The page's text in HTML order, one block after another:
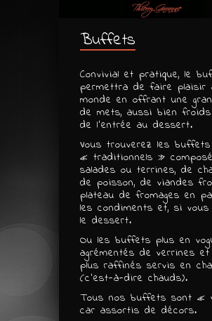
Buffets
Convivial et pratique, le
permettra de faire plaisir
monde en offrant une
de mets, aussi bien froids
de l’entrée au dessert.
Vous trouverez les buffets
« traditionnels »
salades ou terrines, de
de poisson, de viandes
plateau de fromages en
les condiments et, si vous
le dessert.
Ou les buffets plus en
agrémentés de verrines
plus raffinés servis en
(c’est-à-dire chauds).
Tous nos buffets sont «
car assortis de décors.